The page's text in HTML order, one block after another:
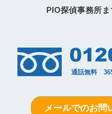
PIO探偵事務所ま
メールでのお問